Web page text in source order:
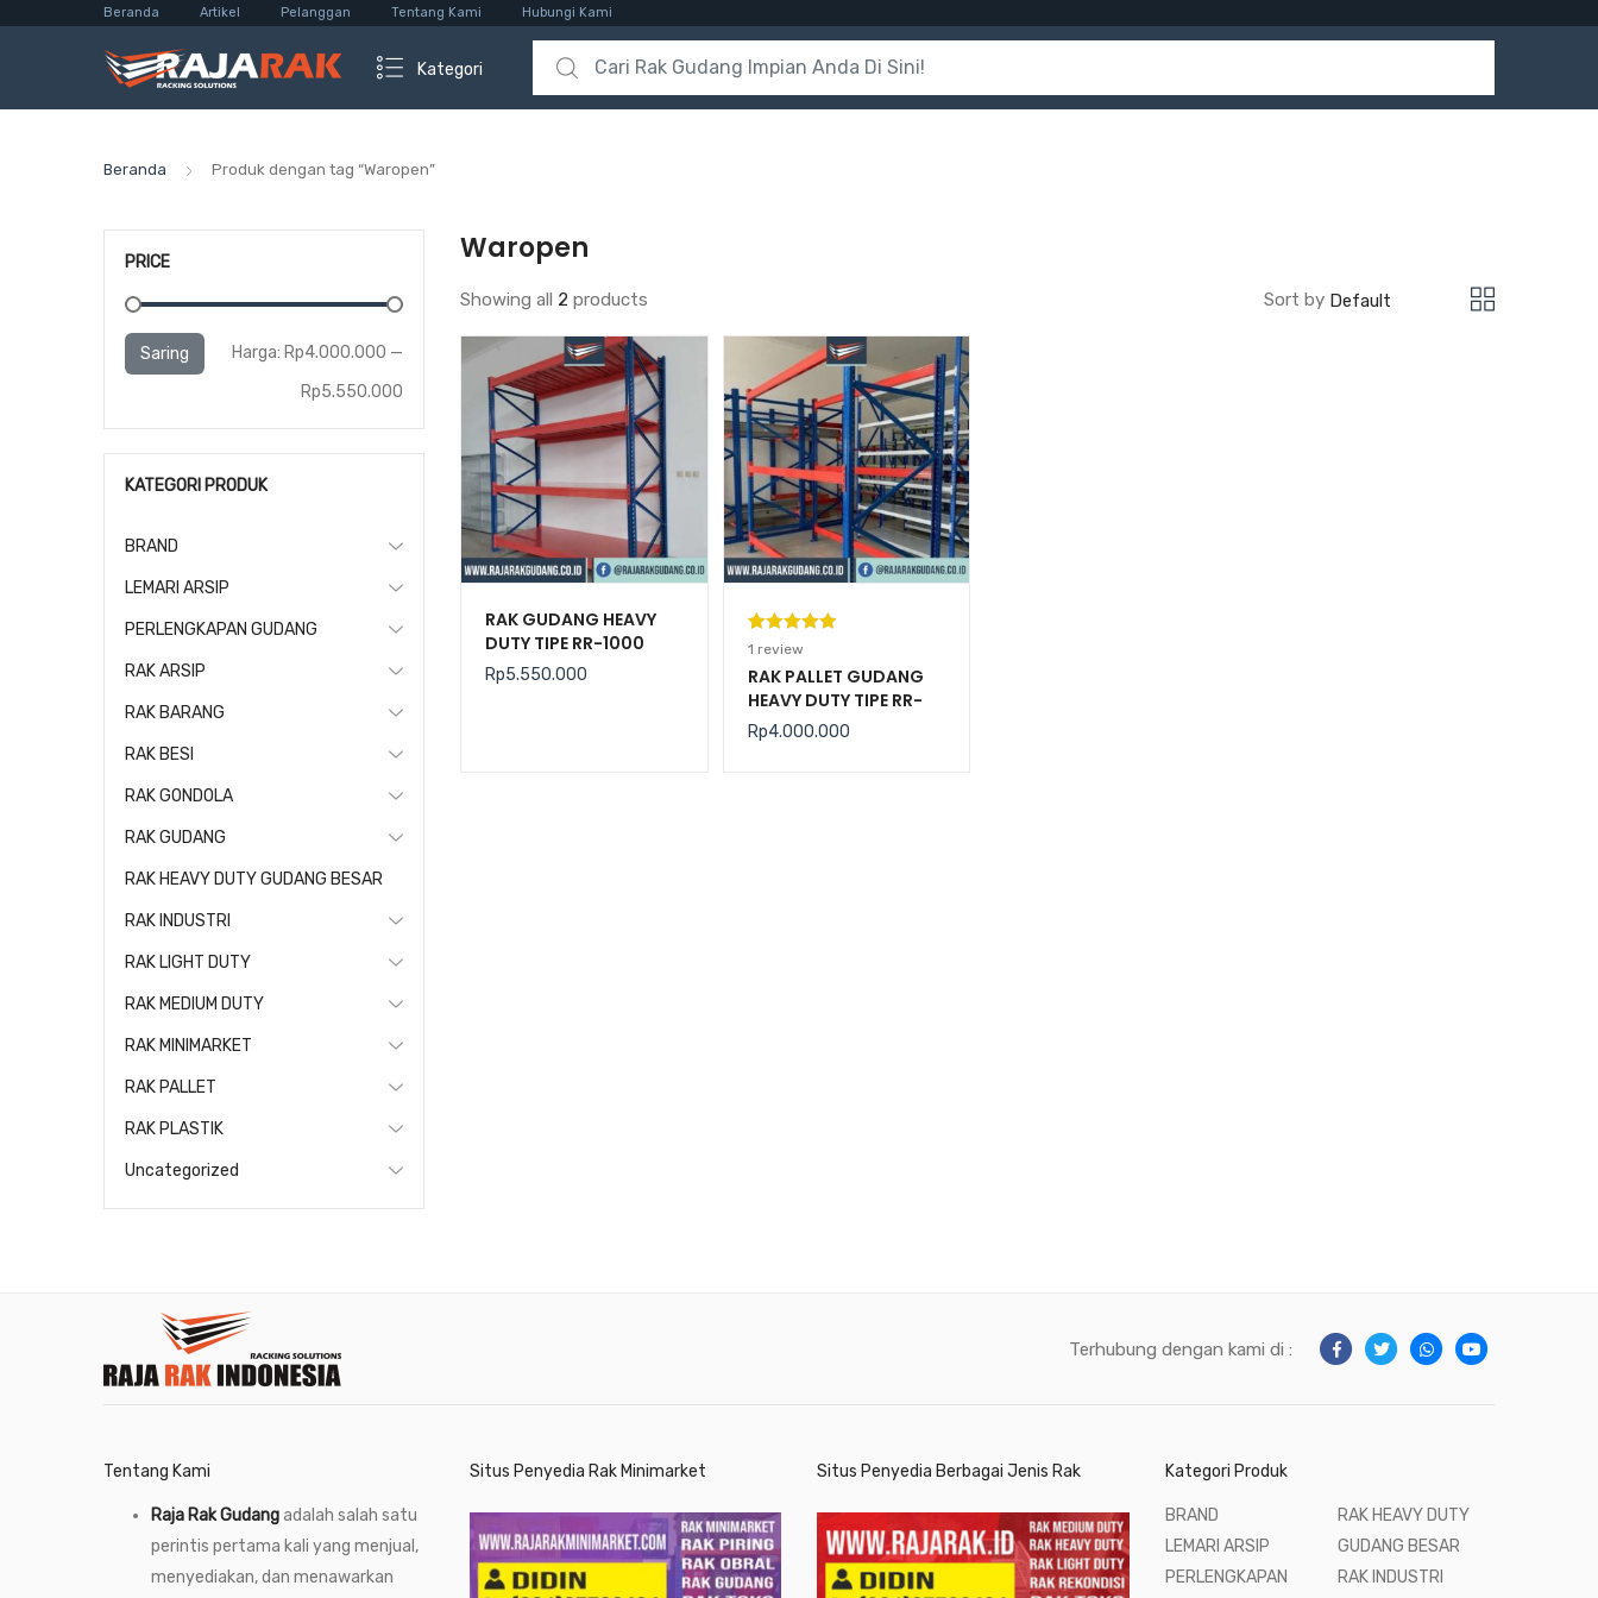
Beranda Artikel Pelanggan Tentang Kami Hubungi Kami
Kategori
Search for:
Beranda Produk dengan tag “Waropen”
Waropen
Showing all 2 products Sort by
RAK GUDANG HEAVY
DUTY TIPE RR-1000
Rp5.550.000
Peringkat
5.00dari 5
berdasarka
n
1
penilaian
1 review
RAK PALLET GUDANG
HEAVY DUTY TIPE RR-
2000 KAPASITAS 2
TON / LEVEL
Rp4.000.000
PRICE
Saring Harga: Rp4.000.000 —
Rp5.550.000
KATEGORI PRODUK
BRAND
LEMARI ARSIP
PERLENGKAPAN GUDANG
RAK ARSIP
RAK BARANG
RAK BESI
RAK GONDOLA
RAK GUDANG
RAK HEAVY DUTY GUDANG BESAR
RAK INDUSTRI
RAK LIGHT DUTY
RAK MEDIUM DUTY
RAK MINIMARKET
RAK PALLET
RAK PLASTIK
Uncategorized
Terhubung dengan kami di :
Tentang Kami
Raja Rak Gudangadalah salah satu
perintis pertama kali yang menjual,
menyediakan, dan menawarkan
Situs Penyedia Rak Minimarket Situs Penyedia Berbagai Jenis Rak Kategori Produk
BRAND
LEMARI ARSIP
PERLENGKAPAN
RAK HEAVY DUTY
GUDANG BESAR
RAK INDUSTRI